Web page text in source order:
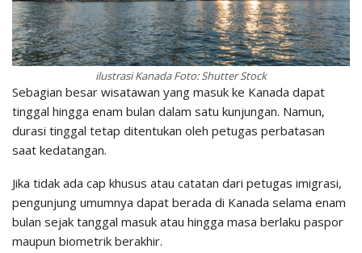
ilustrasi Kanada Foto: Shutter Stock
Sebagian besar wisatawan yang masuk ke Kanada dapat
tinggal hingga enam bulan dalam satu kunjungan. Namun,
durasi tinggal tetap ditentukan oleh petugas perbatasan
saat kedatangan.
Jika tidak ada cap khusus atau catatan dari petugas imigrasi,
pengunjung umumnya dapat berada di Kanada selama enam
bulan sejak tanggal masuk atau hingga masa berlaku paspor
maupun biometrik berakhir.